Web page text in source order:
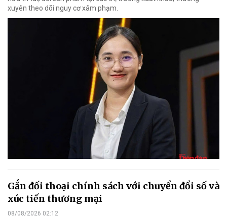
xuyên theo dõi nguy cơ xâm phạm.
Gắn đối thoại chính sách với chuyển đổi số và
xúc tiến thương mại
08/08/2026 02:12